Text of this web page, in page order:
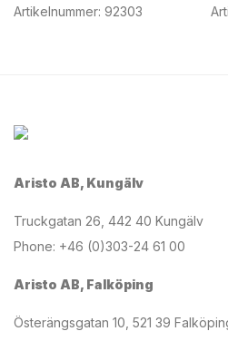
Artikelnummer: 92303
Aristo AB, Kungälv
Truckgatan 26, 442 40 Kungälv
Phone: +46 (0)303-24 61 00
Aristo AB, Falköping
Österängsgatan 10, 521 39